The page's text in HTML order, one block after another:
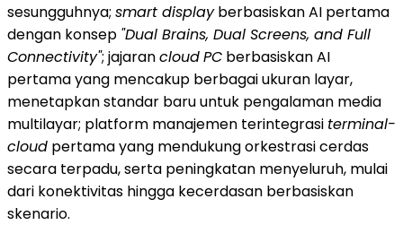
sesungguhnya; smart displayberbasiskan AI pertama
dengan konsep "Dual Brains, Dual Screens, and Full
Connectivity"; jajarancloudPC berbasiskan AI
pertama yang mencakup berbagai ukuran layar,
menetapkan standar baru untuk pengalaman media
multilayar; platform manajemen terintegrasi terminal-
cloud pertama yang mendukung orkestrasi cerdas
secara terpadu, serta peningkatan menyeluruh, mulai
dari konektivitas hingga kecerdasan berbasiskan
skenario.